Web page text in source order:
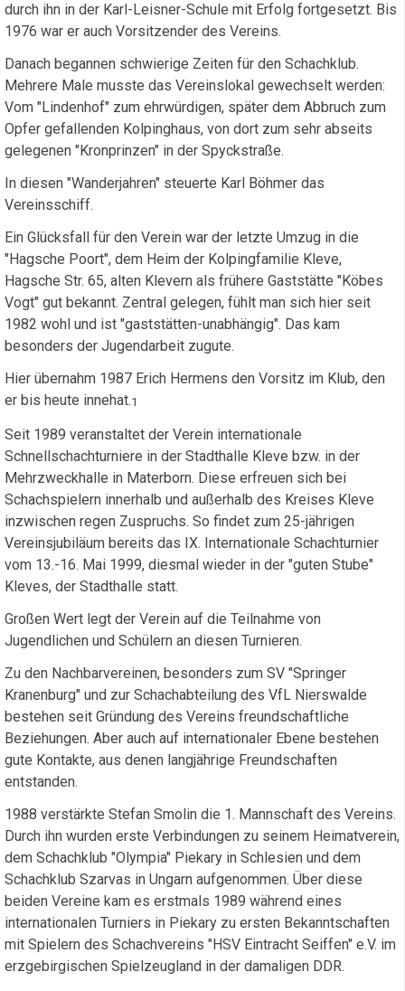
durch ihn in der Karl-Leisner-Schule mit Erfolg fortgesetzt. Bis
1976 war er auch Vorsitzender des Vereins.
Danach begannen schwierige Zeiten für den Schachklub.
Mehrere Male musste das Vereinslokal gewechselt werden:
Vom "Lindenhof" zum ehrwürdigen, später dem Abbruch zum
Opfer gefallenden Kolpinghaus, von dort zum sehr abseits
gelegenen "Kronprinzen" in der Spyckstraße.
In diesen "Wanderjahren" steuerte Karl Böhmer das
Vereinsschiff.
Ein Glücksfall für den Verein war der letzte Umzug in die
"Hagsche Poort", dem Heim der Kolpingfamilie Kleve,
Hagsche Str. 65, alten Klevern als frühere Gaststätte "Köbes
Vogt" gut bekannt. Zentral gelegen, fühlt man sich hier seit
1982 wohl und ist "gaststätten-unabhängig". Das kam
besonders der Jugendarbeit zugute.
Hier übernahm 1987 Erich Hermens den Vorsitz im Klub, den
er bis heute innehat.1
Seit 1989 veranstaltet der Verein internationale
Schnellschachturniere in der Stadthalle Kleve bzw. in der
Mehrzweckhalle in Materborn. Diese erfreuen sich bei
Schachspielern innerhalb und außerhalb des Kreises Kleve
inzwischen regen Zuspruchs. So findet zum 25-jährigen
Vereinsjubiläum bereits das IX. Internationale Schachturnier
vom 13.-16. Mai 1999, diesmal wieder in der "guten Stube"
Kleves, der Stadthalle statt.
Großen Wert legt der Verein auf die Teilnahme von
Jugendlichen und Schülern an diesen Turnieren.
Zu den Nachbarvereinen, besonders zum SV "Springer
Kranenburg" und zur Schachabteilung des VfL Nierswalde
bestehen seit Gründung des Vereins freundschaftliche
Beziehungen. Aber auch auf internationaler Ebene bestehen
gute Kontakte, aus denen langjährige Freundschaften
entstanden.
1988 verstärkte Stefan Smolin die 1. Mannschaft des Vereins.
Durch ihn wurden erste Verbindungen zu seinem Heimatverein,
dem Schachklub "Olympia" Piekary in Schlesien und dem
Schachklub Szarvas in Ungarn aufgenommen. Über diese
beiden Vereine kam es erstmals 1989 während eines
internationalen Turniers in Piekary zu ersten Bekanntschaften
mit Spielern des Schachvereins "HSV Eintracht Seiffen" e.V. im
erzgebirgischen Spielzeugland in der damaligen DDR.